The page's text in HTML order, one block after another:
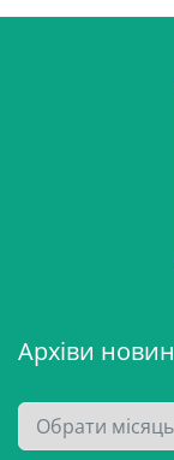
Архіви новин
А
р